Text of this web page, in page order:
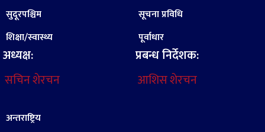
सुदूरपश्चिम
शिक्षा/स्वास्थ्य
अध्यक्ष:
सचिन शेरचन
सूचना प्रविधि
पूर्वाधार
प्रबन्ध निर्देशक:
आशिस शेरचन
अन्तराष्ट्रिय